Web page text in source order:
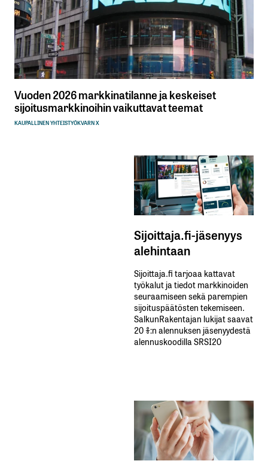
Vuoden 2026 markkinatilanne ja keskeiset
sijoitusmarkkinoihin vaikuttavat teemat
KAUPALLINEN YHTEISTYÖKVARN X
Sijoittaja.fi-jäsenyys
alehintaan
Sijoittaja.fi tarjoaa kattavat
työkalut ja tiedot markkinoiden
seuraamiseen sekä parempien
sijoituspäätösten tekemiseen.
SalkunRakentajan lukijat saavat
20 %:n alennuksen jäsenyydestä
alennuskoodilla SRSI20